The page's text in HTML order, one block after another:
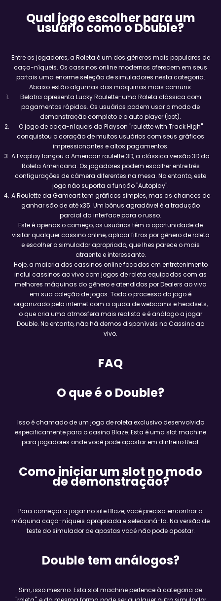
Qual jogo escolher para um
usuário como o Double?
Entre os jogadores, a Roleta é um dos gêneros mais populares de
caça-níqueis. Os cassinos online modernos oferecem em seus
portais uma enorme seleção de simuladores nesta categoria.
Abaixo estão algumas das máquinas mais comuns.
Belatra apresenta Lucky Roulette-uma Roleta clássica com
pagamentos rápidos. Os usuários podem usar o modo de
demonstração completo e o auto player (bot).
O jogo de caça-níqueis da Playson "roulette with Track High"
conquistou o coração de muitos usuários com seus gráficos
impressionantes e altos pagamentos.
A Evoplay lançou a American roulette 3D, a clássica versão 3D da
Roleta Americana. Os jogadores podem escolher entre três
configurações de câmera diferentes na mesa. No entanto, este
jogo não suporta a função "Autoplay".
A Roulette da Gameart tem gráficos simples, mas as chances de
ganhar são de até x35. Um bônus agradável é a tradução
parcial da interface para o russo.
Este é apenas o começo, os usuários têm a oportunidade de
visitar qualquer cassino online, aplicar filtros por gênero de roleta
e escolher o simulador apropriado, que lhes parece o mais
atraente e interessante.
Hoje, a maioria dos cassinos online focados em entretenimento
inclui cassinos ao vivo com jogos de roleta equipados com as
melhores máquinas do gênero e atendidos por Dealers ao vivo
em sua coleção de jogos. Todo o processo do jogo é
organizado pela internet com a ajuda de webcams e headsets,
o que cria uma atmosfera mais realista e é análogo a jogar
Double. No entanto, não há demos disponíveis no Cassino ao
vivo.
FAQ
O que é o Double?
Isso é chamado de um jogo de roleta exclusivo desenvolvido
especificamente para o casino Blaze. Esta é uma slot machine
para jogadores onde você pode apostar em dinheiro Real.
Como iniciar um slot no modo
de demonstração?
Para começar a jogar no site Blaze, você precisa encontrar a
máquina caça-níqueis apropriada e selecioná-la. Na versão de
teste do simulador de apostas você não pode apostar.
Double tem análogos?
Sim, isso mesmo. Esta slot machine pertence à categoria de